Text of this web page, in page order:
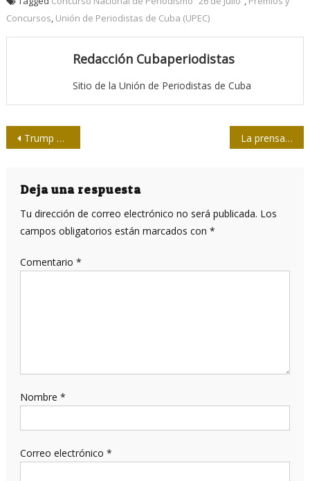
Concursos Unión de Periodistas de Cuba (UPEC)
Redacción Cubaperiodistas
Sitio de la Unión de Periodistas de Cuba
Navegación
entradas
Trump amenaza a la prensa: la fuente “se rompió” La prensa en Estados Unidos
Deja una respuesta
Tu dirección de correo electrónico no será publicada. Los
campos obligatorios están marcados con *
Comentario *
Nombre *
Correo electrónico *